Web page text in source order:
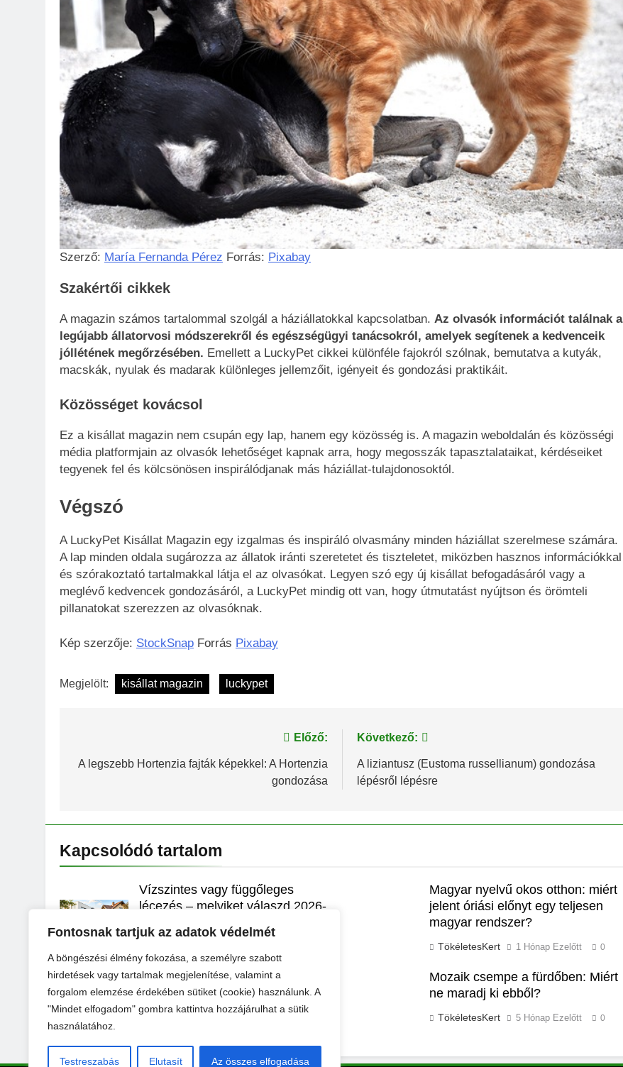
Fontosnak tartjuk az adatok védelmét
A böngészési élmény fokozása, a személyre szabott
hirdetések vagy tartalmak megjelenítése, valamint a
forgalom elemzése érdekében sütiket (cookie) használunk. A
"Mindet elfogadom" gombra kattintva hozzájárulhat a sütik
használatához.
Testreszabás Elutasít Az összes elfogadása
Szerző: María Fernanda Pérez Forrás: Pixabay
Szakértői cikkek
A magazin számos tartalommal szolgál a háziállatokkal kapcsolatban. Az olvasók információt találnak a
legújabb állatorvosi módszerekről és egészségügyi tanácsokról, amelyek segítenek a kedvenceik
jóllétének megőrzésében. Emellett a LuckyPet cikkei különféle fajokról szólnak, bemutatva a kutyák,
macskák, nyulak és madarak különleges jellemzőit, igényeit és gondozási praktikáit.
Közösséget kovácsol
Ez a kisállat magazin nem csupán egy lap, hanem egy közösség is. A magazin weboldalán és közösségi
média platformjain az olvasók lehetőséget kapnak arra, hogy megosszák tapasztalataikat, kérdéseiket
tegyenek fel és kölcsönösen inspirálódjanak más háziállat-tulajdonosoktól.
Végszó
A LuckyPet Kisállat Magazin egy izgalmas és inspiráló olvasmány minden háziállat szerelmese számára.
A lap minden oldala sugározza az állatok iránti szeretetet és tiszteletet, miközben hasznos információkkal
és szórakoztató tartalmakkal látja el az olvasókat. Legyen szó egy új kisállat befogadásáról vagy a
meglévő kedvencek gondozásáról, a LuckyPet mindig ott van, hogy útmutatást nyújtson és örömteli
pillanatokat szerezzen az olvasóknak.
Kép szerzője: StockSnap Forrás Pixabay
Megjelölt: kisállat magazin luckypet
navigáció
Előző:
A legszebb Hortenzia fajták képekkel: A Hortenzia
gondozása
Következő:
A liziantusz (Eustoma russellianum) gondozása
lépésről lépésre
Kapcsolódó tartalom
Vízszintes vagy függőleges
lécezés – melyiket válaszd 2026-
Magyar nyelvű okos otthon: miért
jelent óriási előnyt egy teljesen
magyar rendszer?
TökéletesKert 1 Hónap Ezelőtt 0
Lépcső élvédő: Biztonság,
tartósság és esztétika minden
lépcsőfokon
Mozaik csempe a fürdőben: Miért
ne maradj ki ebből?
TökéletesKert 5 Hónap Ezelőtt 0